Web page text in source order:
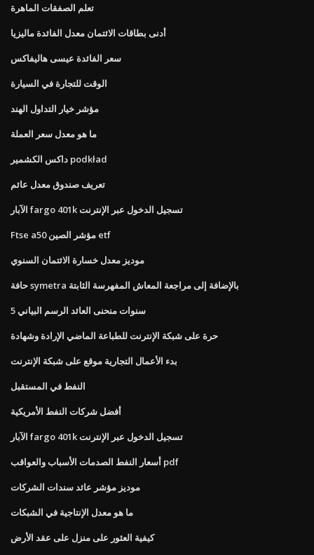
تعلم الصفقات الماهرة
أدنى بطاقات الائتمان معدل الفائدة ماليزيا
سعر الفائدة عيسى هاليفاكس
الوقت للتجارة في السيارة
مؤشر خيار التداول الهند
ما هو معدل سعر العملة
داكس الكشمير podkład
تعريف صندوق معدل عائم
الآبار fargo 401k تسجيل الدخول عبر الإنترنت
Ftse a50 مؤشر الصين etf
موديز معدل خسارة الائتمان السنوي
حافة symetra بالإضافة إلى مراجعة المعاش المفهرسة الثابتة
5 سنوات منحنى العائد الرسم البياني
حرة على شبكة الإنترنت للطباعة الماضي الإرادة وشهادة
بدء الأعمال التجارية موقع على شبكة الإنترنت
النفط في المستقبل
أفضل شركات النفط الأمريكية
الآبار fargo 401k تسجيل الدخول عبر الإنترنت
أسعار النفط الصدمات الأسباب والعواقب pdf
موديز مؤشر عائد سندات الشركات
ما هو معدل الإنتاجية في الشبكات
كيفية العثور على منزل على عقد الأرض